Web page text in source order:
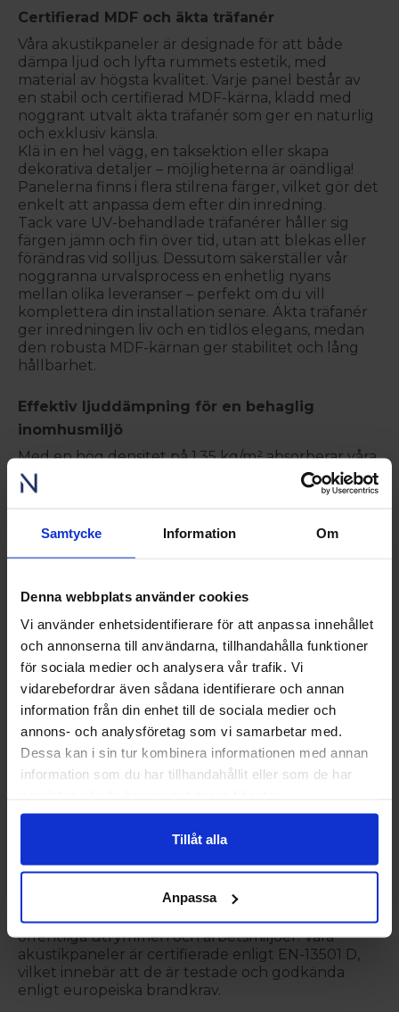
Samtycke Information Om
Denna webbplats använder cookies
Vi använder enhetsidentifierare för att anpassa innehållet
och annonserna till användarna, tillhandahålla funktioner
för sociala medier och analysera vår trafik. Vi
vidarebefordrar även sådana identifierare och annan
information från din enhet till de sociala medier och
annons- och analysföretag som vi samarbetar med.
Dessa kan i sin tur kombinera informationen med annan
information som du har tillhandahållit eller som de har
Tillåt alla
Anpassa
Certifierad MDF och äkta träfanér
Våra akustikpaneler är designade för att både
dämpa ljud och lyfta rummets estetik, med
material av högsta kvalitet. Varje panel består av
en stabil och certifierad MDF-kärna, klädd med
noggrant utvalt äkta träfanér som ger en naturlig
och exklusiv känsla.
Klä in en hel vägg, en taksektion eller skapa
dekorativa detaljer – möjligheterna är oändliga!
Panelerna finns i flera stilrena färger, vilket gör det
enkelt att anpassa dem efter din inredning.
Tack vare UV-behandlade träfanérer håller sig
färgen jämn och fin över tid, utan att blekas eller
förändras vid solljus. Dessutom säkerställer vår
noggranna urvalsprocess en enhetlig nyans
mellan olika leveranser – perfekt om du vill
komplettera din installation senare. Äkta träfanér
ger inredningen liv och en tidlös elegans, medan
den robusta MDF-kärnan ger stabilitet och lång
hållbarhet.
Effektiv ljuddämpning för en behaglig
inomhusmiljö
Med en hög densitet på 1.35 kg/m² absorberar våra
paneler ljudvågor mer effektivt, vilket minskar
störande eko och skapar en mer behaglig akustik i
Monterad direkt på väggen → Absorberar upp till
30% av ljudet
Monterad på reglar → Absorberar upp till 90% av
Enkel montering – skruva eller limma
Förutom sin höga funktionalitet är våra
akustikpaneler smidiga att installera. Panelerna
levereras som en komplett panel och kan
monteras både vertikalt och horisontellt, antingen
direkt på väggen/taket eller på reglar för ökad
ljudabsorption.
Montering med skruv eller lim – inga
specialverktyg behövs
din stil
Certifierad brandsäkerhet – för en tryggare
Säkerhet ska alltid vara en prioritet, särskilt i
offentliga utrymmen och arbetsmiljöer. Våra
akustikpaneler är certifierade enligt EN-13501 D,
vilket innebär att de är testade och godkända
enligt europeiska brandkrav.